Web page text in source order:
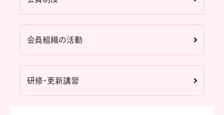
会員組織の活動
研修・更新講習